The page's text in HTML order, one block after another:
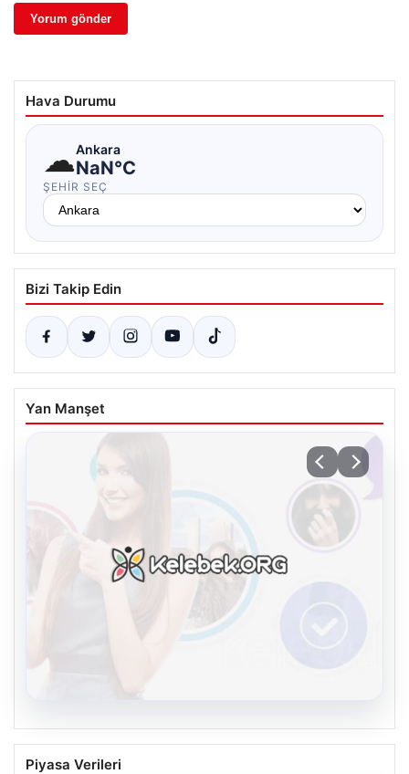
Hava Durumu
☁Ankara
NaN°C
ŞEHIR SEÇ
Bizi Takip Edin
Yan Manşet
Kelebek sohbet platformu İle Çevrim içi
Piyasa Verileri